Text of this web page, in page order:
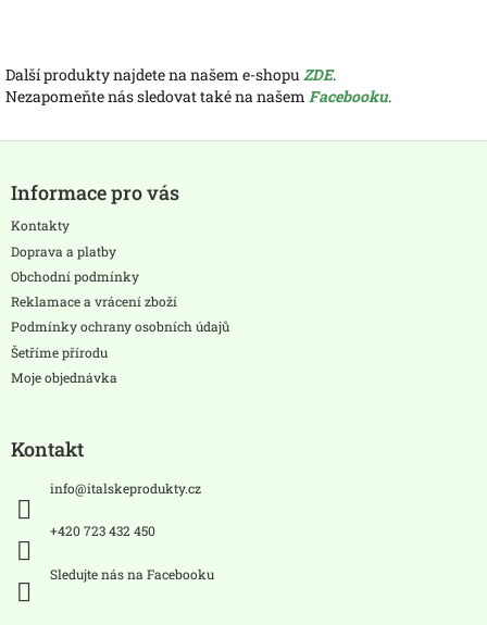
Další produkty najdete na našem e-shopu ZDE.
Nezapomeňte nás sledovat také na našem Facebooku.
pInformace pro vás
Kontakty
Doprava a platby
Obchodní podmínky
Reklamace a vrácení zboží
Podmínky ochrany osobních údajů
Šetříme přírodu
Moje objednávka
Kontakt
info@italskeprodukty.cz
+420 723 432 450
Sledujte nás na Facebooku